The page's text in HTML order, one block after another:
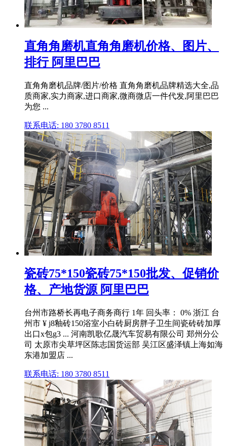
直角角磨机直角角磨机价格、图片、
排行 阿里巴巴
直角角磨机品牌/图片/价格 直角角磨机品牌精选大全,品
质商家,实力商家,进口商家,微商微店一件代发,阿里巴巴
为您 ...
联系电话: 180 3780 8511
瓷砖75*150瓷砖75*150批发、促销价
格、产地货源 阿里巴巴
台州市路桥长再电子商务商行 1年 回头率： 0% 浙江 台
州市 ¥ j8釉砖150浴室小白砖厨房胖子卫生间瓷砖砖加厚
出口x包g3 ... 河南凯歌亿晟汽车贸易有限公司 郑州分公
司 太原市尖草坪区陈志国货运部 吴江区盛泽镇上海如海
东港加盟店 ...
联系电话: 180 3780 8511